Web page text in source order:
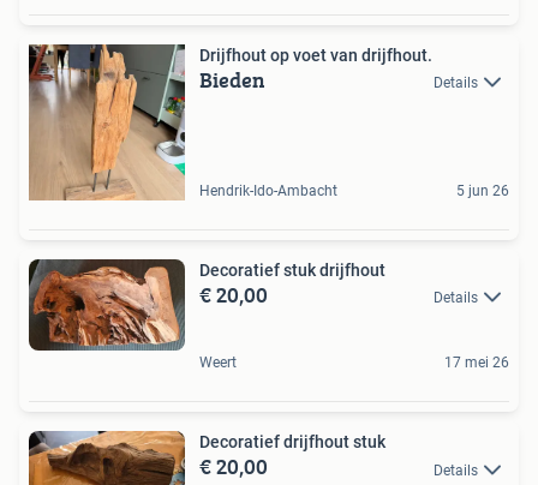
Drijfhout op voet van drijfhout.
Bieden Details
Hendrik-Ido-Ambacht 5 jun 26
Decoratief stuk drijfhout
€ 20,00 Details
Weert 17 mei 26
Decoratief drijfhout stuk
€ 20,00 Details